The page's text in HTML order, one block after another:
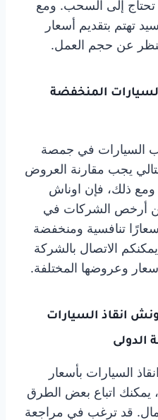
تحتاج إلى السحب. ومع
تهتم بتقديم أسعار
عن حجم العمل.
المنخفضة
السيارات في جمصة
يجب مقارنة العروض
ذلك، فإن اوناش
من أرخص الشركات في
تنافسية ومنخفضة
الاتصال بالشركة
وعروضها المختلفة.
انقاذ السيارات
السيارات بأسعار
اتباع بعض الطرق
قد ترغب في مراجعة